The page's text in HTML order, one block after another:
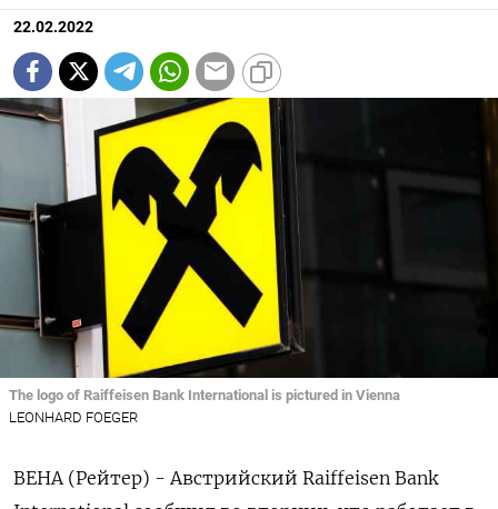
22.02.2022
The logo of Raiffeisen Bank International is pictured in Vienna
LEONHARD FOEGER
ВЕНА (Рейтер) - Австрийский Raiffeisen Bank